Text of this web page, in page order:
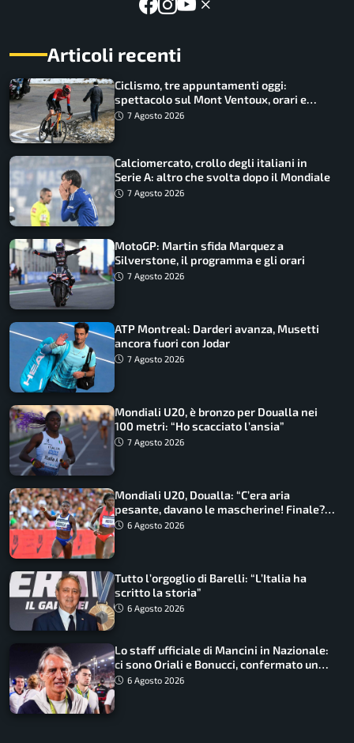
Articoli recenti
Ciclismo, tre appuntamenti oggi:
spettacolo sul Mont Ventoux, orari e
come vederli
7 Agosto 2026
Calciomercato, crollo degli italiani in
Serie A: altro che svolta dopo il Mondiale
7 Agosto 2026
MotoGP: Martin sfida Marquez a
Silverstone, il programma e gli orari
7 Agosto 2026
ATP Montreal: Darderi avanza, Musetti
ancora fuori con Jodar
7 Agosto 2026
Mondiali U20, è bronzo per Doualla nei
100 metri: “Ho scacciato l’ansia”
7 Agosto 2026
Mondiali U20, Doualla: “C’era aria
pesante, davano le mascherine! Finale?
Non ho nulla da perdere”
6 Agosto 2026
Tutto l’orgoglio di Barelli: “L’Italia ha
scritto la storia”
6 Agosto 2026
Lo staff ufficiale di Mancini in Nazionale:
ci sono Oriali e Bonucci, confermato un
ritorno
6 Agosto 2026